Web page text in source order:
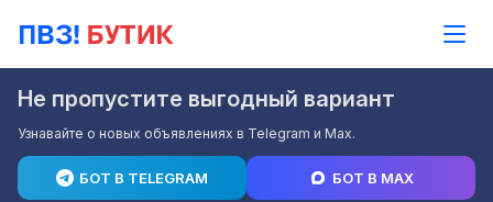
Не пропустите выгодный вариант
Узнавайте о новых объявлениях в Telegram и Max.
БОТ В TELEGRAM БОТ В MAX